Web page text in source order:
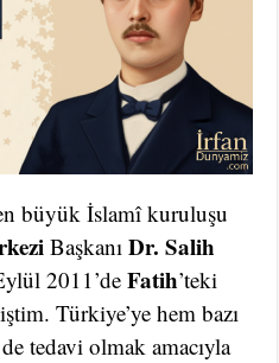
büyük İslamî kuruluşu
BaşkanıDr. Salih
2011’deFatih’teki
Türkiye’ye hem bazı
tedavi olmak amacıyla